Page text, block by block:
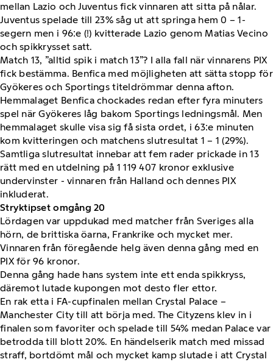
mellan Lazio och Juventus fick vinnaren att sitta på nålar.
Juventus spelade till 23% såg ut att springa hem 0 – 1-
segern men i 96:e (!) kvitterade Lazio genom Matias Vecino
och spikkrysset satt.
Match 13, ”alltid spik i match 13”? I alla fall när vinnarens PIX
fick bestämma. Benfica med möjligheten att sätta stopp för
Gyökeres och Sportings titeldrömmar denna afton.
Hemmalaget Benfica chockades redan efter fyra minuters
spel när Gyökeres låg bakom Sportings ledningsmål. Men
hemmalaget skulle visa sig få sista ordet, i 63:e minuten
kom kvitteringen och matchens slutresultat 1 – 1 (29%).
Samtliga slutresultat innebar att fem rader prickade in 13
rätt med en utdelning på 1 119 407 kronor exklusive
undervinster - vinnaren från Halland och dennes PIX
inkluderat.
Stryktipset omgång 20
Lördagen var uppdukad med matcher från Sveriges alla
hörn, de brittiska öarna, Frankrike och mycket mer.
Vinnaren från föregående helg även denna gång med en
PIX för 96 kronor.
Denna gång hade hans system inte ett enda spikkryss,
däremot lutade kupongen mot desto fler ettor.
En rak etta i FA-cupfinalen mellan Crystal Palace –
Manchester City till att börja med. The Cityzens klev in i
finalen som favoriter och spelade till 54% medan Palace var
betrodda till blott 20%. En händelserik match med missad
straff, bortdömt mål och mycket kamp slutade i att Crystal